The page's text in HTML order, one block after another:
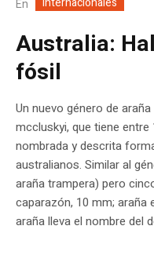
En
Australia:
fósil
Un nuevo género de
mccluskyi, que tiene
nombrada y descrita
australianos. Similar al
araña trampera) pero
caparazón, 10 mm; araña
araña lleva el nombre del